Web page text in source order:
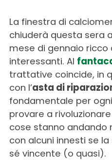
La finestra di
chiuderà questa sera
mese di gennaio
interessanti. Al
trattative coincide, in
con l’asta di
fondamentale per
provare a
cose stanno andando
con alcuni innesti se
sé vincente (o quasi).